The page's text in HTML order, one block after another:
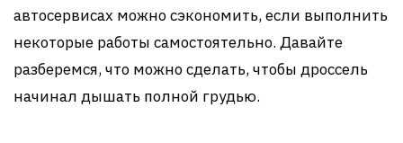
автосервисах можно сэкономить, если выполнить
некоторые работы самостоятельно. Давайте
разберемся, что можно сделать, чтобы дроссель
начинал дышать полной грудью.